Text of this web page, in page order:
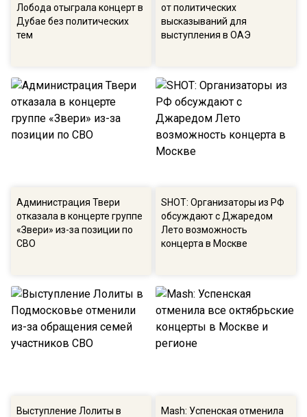
Лобода отыграла концерт в
Дубае без политических
тем
от политических
высказываний для
выступления в ОАЭ
Администрация Твери
отказала в концерте группе
«Звери» из-за позиции по
СВО
SHOT: Организаторы из РФ
обсуждают с Джаредом
Лето возможность
концерта в Москве
Выступление Лолиты в
Mash: Успенская отменила